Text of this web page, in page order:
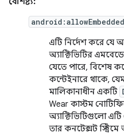
android:allowEmbedded
এটি নির্দেশ করে যে
অ্যাক্টিভিটির
যেতে পারে, বিশেষ
কন্টেইনারে থাকে,
মালিকানাধীন একটি
Wear কাস্টম
অ্যাক্টিভিটিগুলো
তার কনটেক্সট স্ট্রিমে